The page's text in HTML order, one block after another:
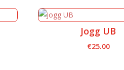
Jogg UB
€25.00